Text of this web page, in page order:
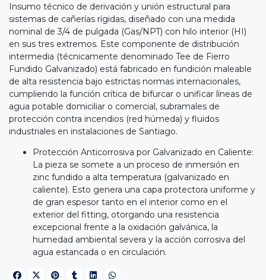
Insumo técnico de derivación y unión estructural para
sistemas de cañerías rígidas, diseñado con una medida
nominal de 3/4 de pulgada (Gas/NPT) con hilo interior (HI)
en sus tres extremos. Este componente de distribución
intermedia (técnicamente denominado Tee de Fierro
Fundido Galvanizado) está fabricado en fundición maleable
de alta resistencia bajo estrictas normas internacionales,
cumpliendo la función crítica de bifurcar o unificar líneas de
agua potable domiciliar o comercial, subramales de
protección contra incendios (red húmeda) y fluidos
industriales en instalaciones de Santiago.
Protección Anticorrosiva por Galvanizado en Caliente:
La pieza se somete a un proceso de inmersión en
zinc fundido a alta temperatura (galvanizado en
caliente). Esto genera una capa protectora uniforme y
de gran espesor tanto en el interior como en el
exterior del fitting, otorgando una resistencia
excepcional frente a la oxidación galvánica, la
humedad ambiental severa y la acción corrosiva del
agua estancada o en circulación.